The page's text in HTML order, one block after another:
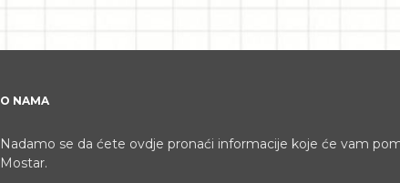
O NAMA
Nadamo se da ćete ovdje pronaći informacije koje će vam
Mostar.